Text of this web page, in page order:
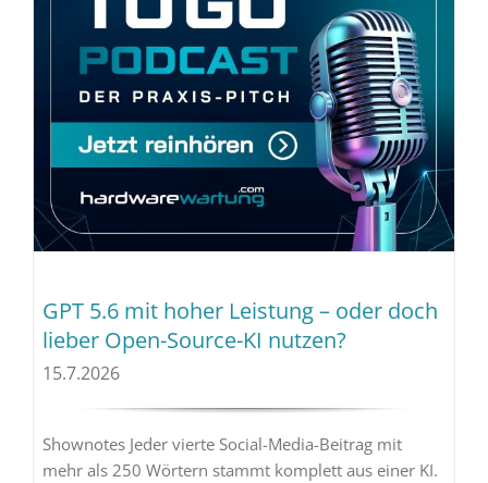
GPT 5.6 mit hoher Leistung – oder doch
lieber Open-Source-KI nutzen?
15.7.2026
Shownotes Jeder vierte Social-Media-Beitrag mit
mehr als 250 Wörtern stammt komplett aus einer KI.